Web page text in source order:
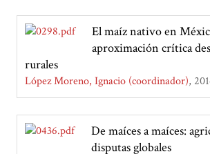
El maíz nativo en
aproximación crítica
rurales
López Moreno, Ignacio (coordinador)
De maíces a maíces:
disputas globales